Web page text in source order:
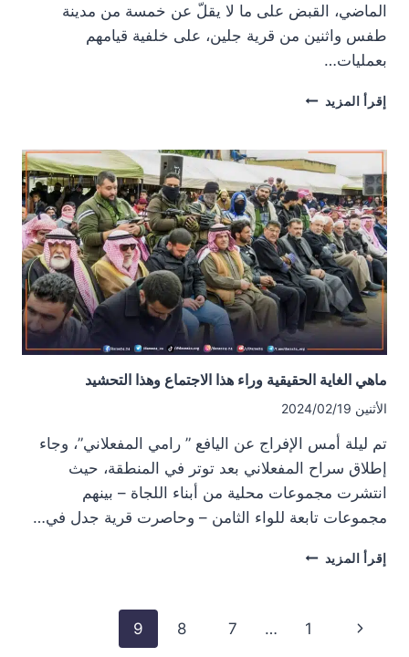
الماضي، القبض على ما لا يقلّ عن خمسة من مدينة
طفس واثنين من قرية جلين، على خلفية قيامهم
بعمليات…
إقرأ المزيد الحكم
طرق
بدفع
مبالغ
مالية
ماهي الغاية الحقيقية وراء هذا الاجتماع وهذا التحشيد
الأثنين 2024/02/19
تم ليلة أمس الإفراج عن اليافع ” رامي المفعلاني”، وجاء
إطلاق سراح المفعلاني بعد توتر في المنطقة، حيث
انتشرت مجموعات محلية من أبناء اللجاة – بينهم
مجموعات تابعة للواء الثامن – وحاصرت قرية جدل في…
إقرأ المزيد ماهي
هذا
تنقلالصفحة
1
…
7
8
9